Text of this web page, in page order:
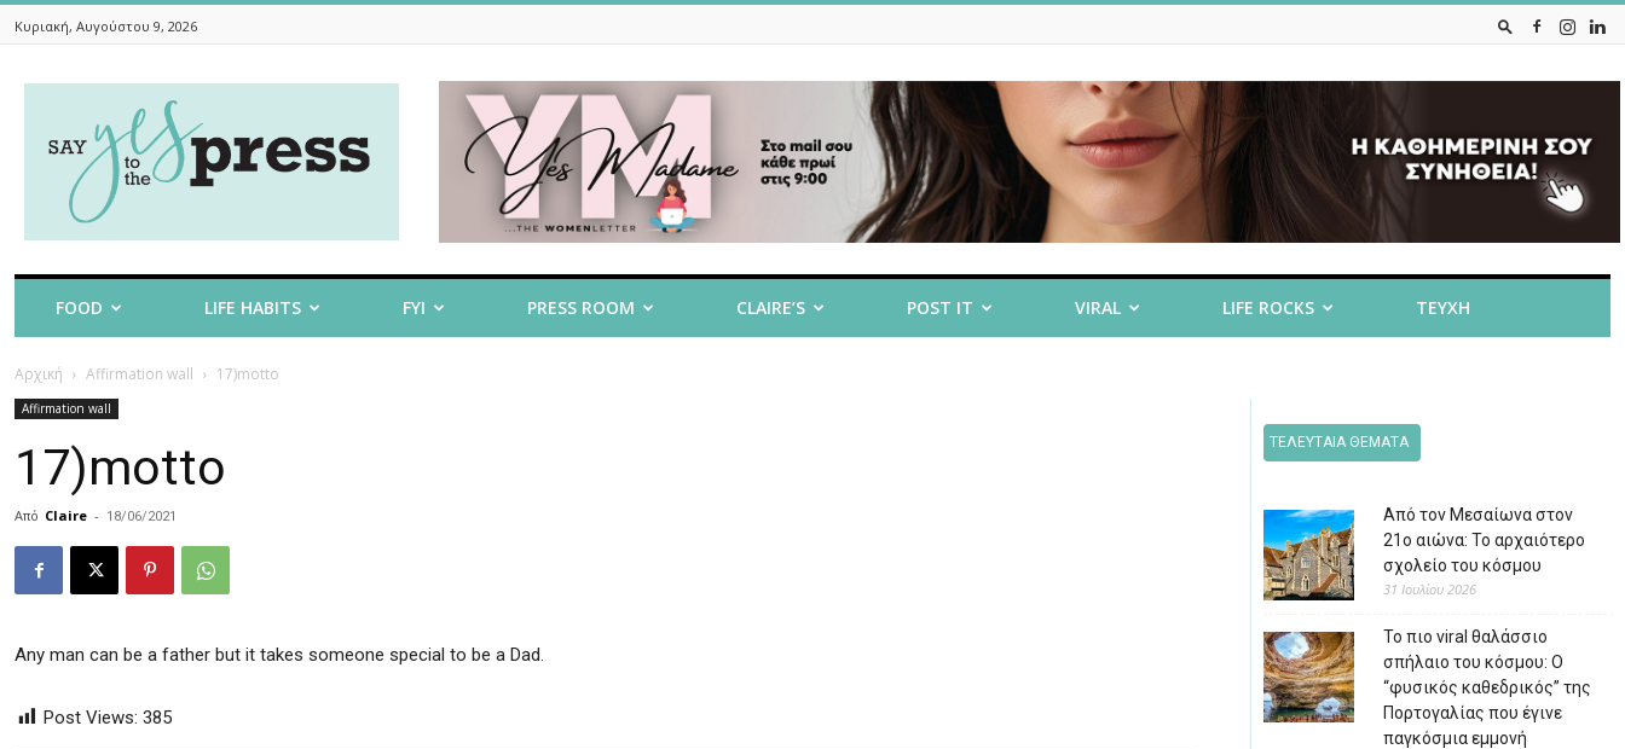
Κυριακή, Αυγούστου 9, 2026
To
The
FOOD LIFE HABITS FYI PRESS ROOM CLAIRE’S POST IT VIRAL LIFE ROCKS ΤΕΥΧΗ
Αρχική Affirmation wall 17)motto
Affirmation wall
17)motto
Από Claire - 18/06/2021
Any man can be a father but it takes someone special to be a Dad.
Post Views: 385
ΤΕΛΕΥΤΑΙΑ ΘΕΜΑΤΑ
Από τον Μεσαίωνα στον
21ο αιώνα: Το αρχαιότερο
σχολείο του κόσμου
31 Ιουλίου 2026
Το πιο viral θαλάσσιο
σπήλαιο του κόσμου: Ο
“φυσικός καθεδρικός” της
Πορτογαλίας που έγινε
παγκόσμια εμμονή